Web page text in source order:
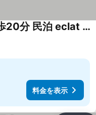
無料駐車場有 新築 福井駅徒歩20分 民泊 eclat エクラ 松本 Ｂ号室
料金を表示